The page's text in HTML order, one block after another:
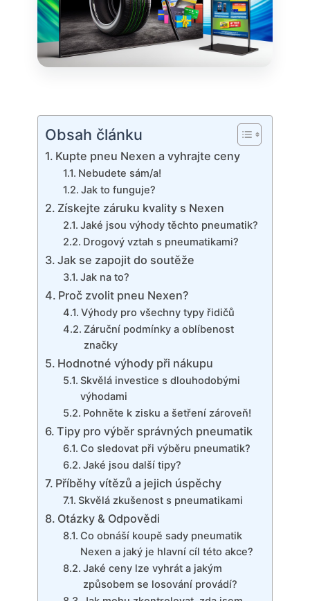
Obsah článku
Kupte pneu Nexen a vyhrajte ceny
Nebudete sám/a!
Jak to funguje?
Získejte záruku kvality s Nexen
Jaké jsou výhody těchto pneumatik?
Drogový vztah s pneumatikami?
Jak se zapojit do soutěže
Jak na to?
Proč zvolit pneu Nexen?
Výhody pro všechny typy řidičů
Záruční podmínky a oblíbenost
značky
Hodnotné výhody při nákupu
Skvělá investice s dlouhodobými
výhodami
Pohněte k zisku a šetření zároveň!
Tipy pro výběr správných pneumatik
Co sledovat při výběru pneumatik?
Jaké jsou další tipy?
Příběhy vítězů a jejich úspěchy
Skvělá zkušenost s pneumatikami
Otázky & Odpovědi
Co obnáší koupě sady pneumatik
Nexen a jaký je hlavní cíl této akce?
Jaké ceny lze vyhrát a jakým
způsobem se losování provádí?